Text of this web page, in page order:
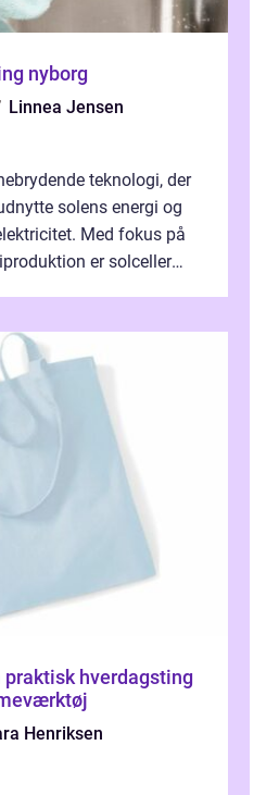
nyborg
Linnea Jensen
teknologi, der
solens energi og
Med fokus på
er solceller
hverdagsting
Henriksen